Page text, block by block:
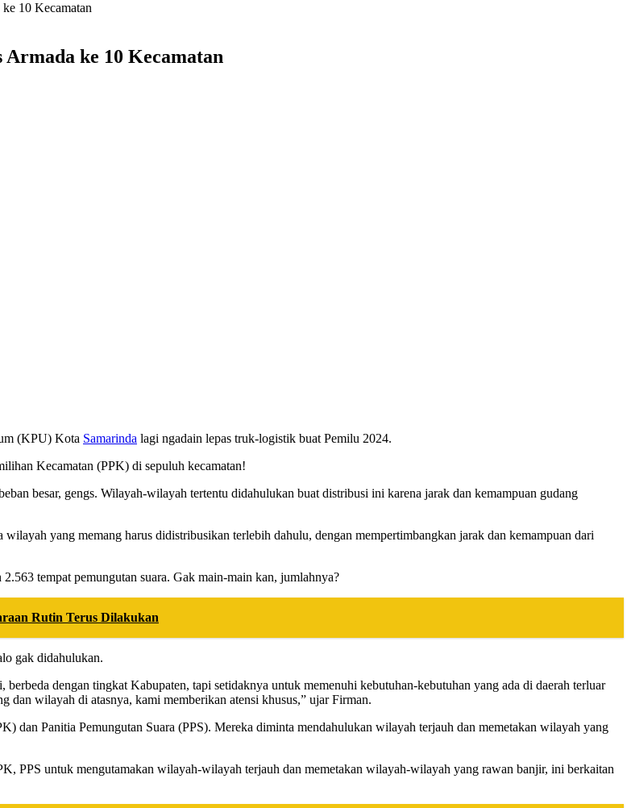
10 Kecamatan
ke 10 Kecamatan
(KPU) Kota Samarinda lagi ngadain lepas truk-logistik buat Pemilu 2024.
Kecamatan (PPK) di sepuluh kecamatan!
besar, gengs. Wilayah-wilayah tertentu didahulukan buat distribusi ini karena jarak dan kemampuan gudang
yang memang harus didistribusikan terlebih dahulu, dengan mempertimbangkan jarak dan kemampuan dari
tempat pemungutan suara. Gak main-main kan, jumlahnya?
Rutin Terus Dilakukan
gak didahulukan.
berbeda dengan tingkat Kabupaten, tapi setidaknya untuk memenuhi kebutuhan-kebutuhan yang ada di daerah terluar
dan wilayah di atasnya, kami memberikan atensi khusus,” ujar Firman.
dan Panitia Pemungutan Suara (PPS). Mereka diminta mendahulukan wilayah terjauh dan memetakan wilayah yang
PPS untuk mengutamakan wilayah-wilayah terjauh dan memetakan wilayah-wilayah yang rawan banjir, ini berkaitan